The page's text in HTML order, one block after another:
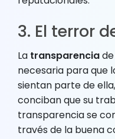
3. El terror
La transparencia
necesaria para que
sientan parte de
conciban que su
transparencia se
través de la buena